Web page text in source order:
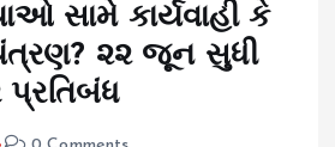
સામે કાર્યવાહી કે
૨૨ જૂન સુધી
પ્રતિબંધ